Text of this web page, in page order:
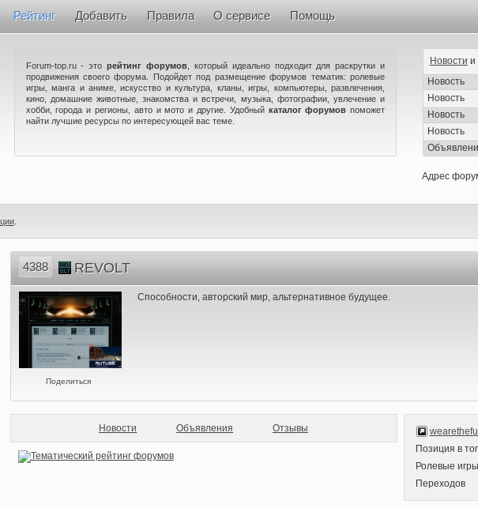
Рейтинг Добавить Правила О сервисе Помощь
Forum-top.ru - эторейтинг форумов , который идеально подходит для раскрутки и
продвижения своего форума. Подойдет под размещение форумов тематик: ролевые
игры, манга и аниме, искусство и культура, кланы, игры, компьютеры, развлечения,
кино, домашние животные, знакомства и встречи, музыка, фотографии, увлечение и
хобби, города и регионы, авто и мото и другие. Удобный каталог форумов поможет
найти лучшие ресурсы по интересующей вас теме.
Новости и
Новость
Новость
Новость
Новость
Адрес
.
4388 REVOLT
Поделиться
Способности, авторский мир, альтернативное будущее.
Новости Объявления Отзывы
Позиция в
Ролевые игры
Переходов